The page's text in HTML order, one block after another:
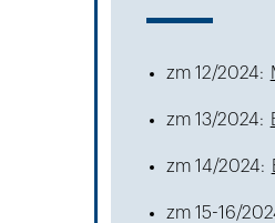
zm 12/2024:
zm 13/2024:
zm 14/2024:
zm 15-16/